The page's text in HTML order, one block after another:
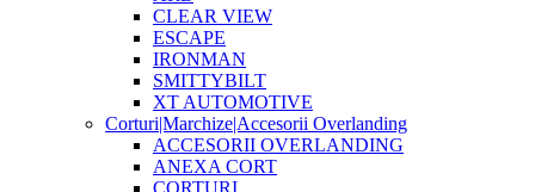
CLEAR VIEW
ESCAPE
IRONMAN
SMITTYBILT
XT AUTOMOTIVE
Corturi|Marchize|Accesorii Overlanding
ACCESORII OVERLANDING
ANEXA CORT
CORTURI